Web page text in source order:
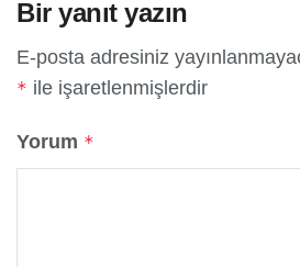
Bir yanıt yazın
E-posta adresiniz
* ile işaretlenmişlerdir
Yorum *